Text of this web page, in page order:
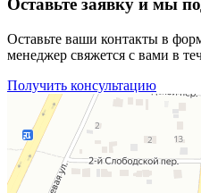
Оставьте заявку и мы
Оставьте ваши контакты в
менеджер свяжется с вами в
Получить консультацию